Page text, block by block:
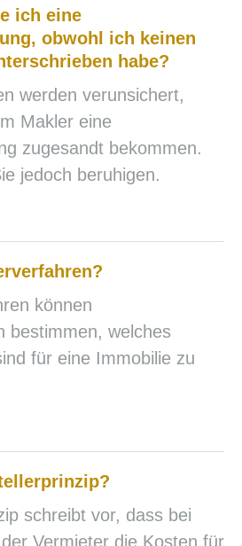
ich eine
obwohl ich keinen
habe?
werden verunsichert,
Makler eine
zugesandt bekommen.
jedoch beruhigen.
können
bestimmen, welches
für eine Immobilie zu
schreibt vor, dass bei
Vermieter die Kosten für